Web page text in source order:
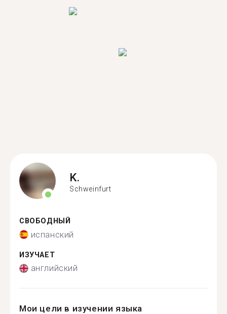
K.
Schweinfurt
СВОБОДНЫЙ
испанский
ИЗУЧАЕТ
английский
Мои цели в изучении языка